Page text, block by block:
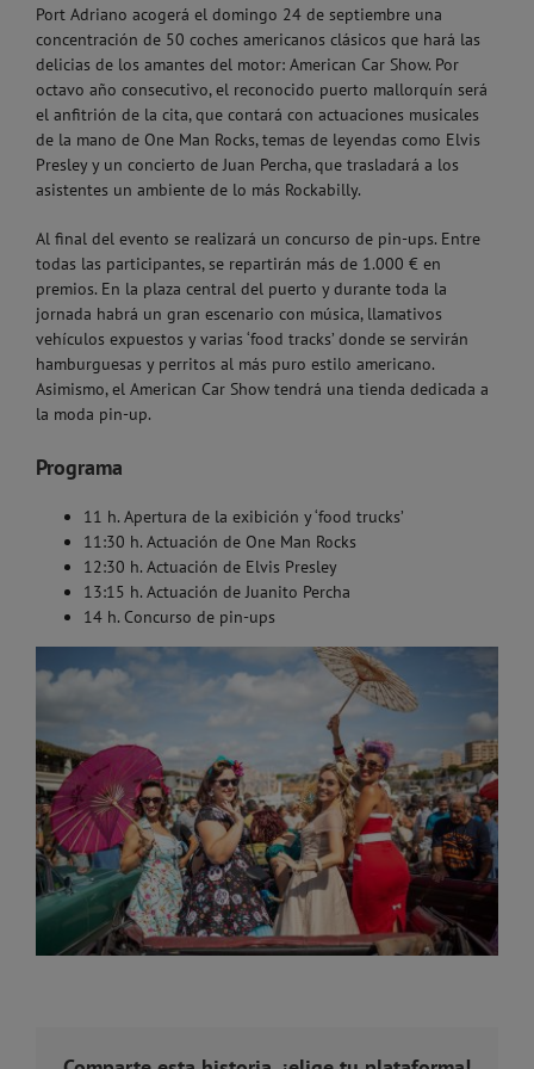
Port Adriano acogerá el domingo 24 de septiembre una
concentración de 50 coches americanos clásicos que hará las
delicias de los amantes del motor: American Car Show. Por
octavo año consecutivo, el reconocido puerto mallorquín será
el anfitrión de la cita, que contará con actuaciones musicales
de la mano de One Man Rocks, temas de leyendas como Elvis
Presley y un concierto de Juan Percha, que trasladará a los
asistentes un ambiente de lo más Rockabilly.
Al final del evento se realizará un concurso de pin-ups. Entre
todas las participantes, se repartirán más de 1.000 € en
premios. En la plaza central del puerto y durante toda la
jornada habrá un gran escenario con música, llamativos
vehículos expuestos y varias ‘food tracks’ donde se servirán
hamburguesas y perritos al más puro estilo americano.
Asimismo, el American Car Show tendrá una tienda dedicada a
la moda pin-up.
Programa
11 h. Apertura de la exibición y ‘food trucks’
11:30 h. Actuación de One Man Rocks
12:30 h. Actuación de Elvis Presley
13:15 h. Actuación de Juanito Percha
14 h. Concurso de pin-ups